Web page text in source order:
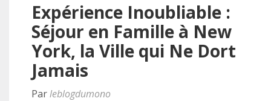
Expérience Inoubliable :
Séjour en Famille à New
York, la Ville qui Ne Dort
Jamais
Parleblogdumono